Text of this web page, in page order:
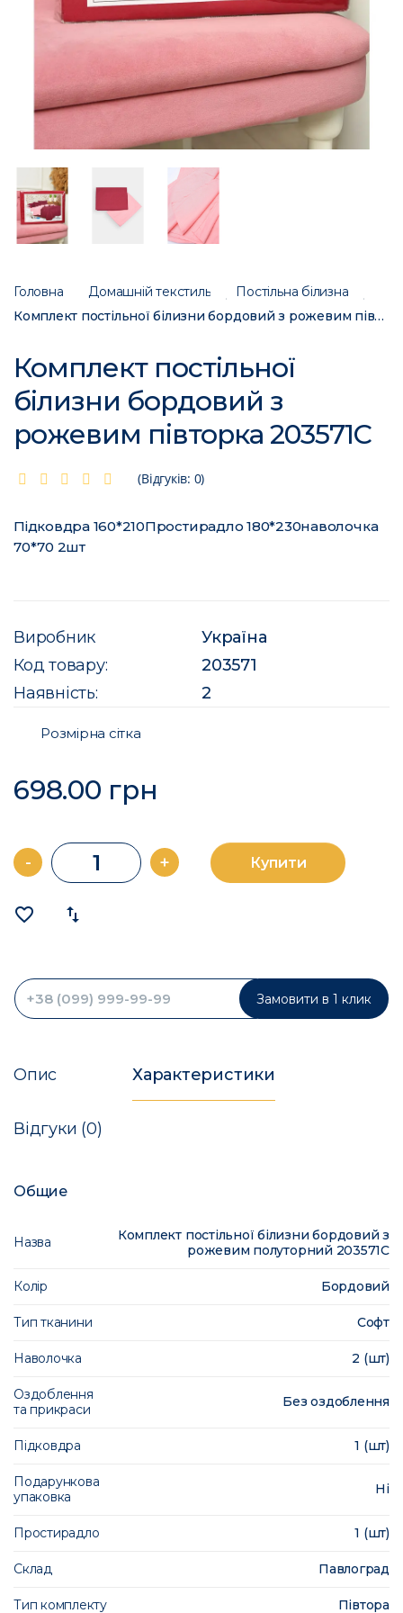
Головна Домашній текстиль
Постільна білизна
Комплект постільної білизни бордовий з рожевим півторка 203571C
Комплект постільної
білизни бордовий з
рожевим півторка 203571C
(Відгуків: 0)
Підковдра 160*210Простирадло 180*230наволочка
70*70 2шт
Виробник
Україна
Код товару:
203571
Наявність:
2
Розмірна сітка
698.00 грн
- + Купити
favorite_border import_export
Замовити в 1 клик
Опис Характеристики
Відгуки (0)
Общие
Назва
Комплект постільної білизни бордовий з
рожевим полуторний 203571C
Колір Бордовий
Тип тканини Софт
Наволочка 2 (шт)
Оздоблення
та прикраси
Без оздоблення
Підковдра 1 (шт)
Подарункова
упаковка
Ні
Простирадло 1 (шт)
Склад Павлоград
Тип комплекту Півтора